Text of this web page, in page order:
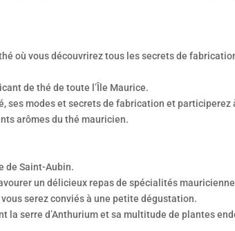
où vous découvrirez tous les secrets de
de thé de toute l’Île Maurice.
ses modes et secrets de fabrication et participerez
arômes du thé mauricien.
de Saint-Aubin.
un délicieux repas de spécialités
serez conviés à une petite dégustation.
la serre d’Anthurium et sa multitude de plantes